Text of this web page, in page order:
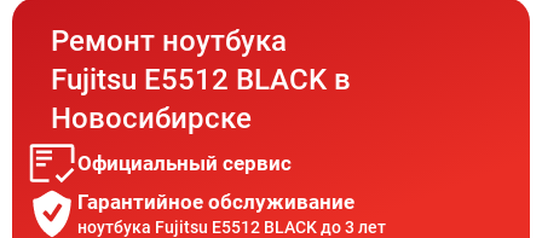
Ремонт ноутбука
Fujitsu E5512 BLACK в
Новосибирске
Официальный сервис
Гарантийное обслуживание
ноутбука Fujitsu E5512 BLACK до 3 лет